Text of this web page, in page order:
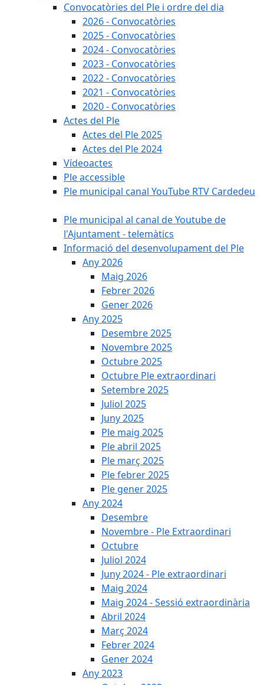
Convocatòries del Ple i ordre del dia
2026 - Convocatòries
2025 - Convocatòries
2024 - Convocatòries
2023 - Convocatòries
2022 - Convocatòries
2021 - Convocatòries
2020 - Convocatòries
Actes del Ple
Actes del Ple 2025
Actes del Ple 2024
Vídeoactes
Ple accessible
Ple municipal canal YouTube RTV Cardedeu
Ple municipal al canal de Youtube de
l'Ajuntament - telemàtics
Informació del desenvolupament del Ple
Any 2026
Maig 2026
Febrer 2026
Gener 2026
Any 2025
Desembre 2025
Novembre 2025
Octubre 2025
Octubre Ple extraordinari
Setembre 2025
Juliol 2025
Juny 2025
Ple maig 2025
Ple abril 2025
Ple març 2025
Ple febrer 2025
Ple gener 2025
Any 2024
Desembre
Novembre - Ple Extraordinari
Octubre
Juliol 2024
Juny 2024 - Ple extraordinari
Maig 2024
Maig 2024 - Sessió extraordinària
Abril 2024
Març 2024
Febrer 2024
Gener 2024
Any 2023